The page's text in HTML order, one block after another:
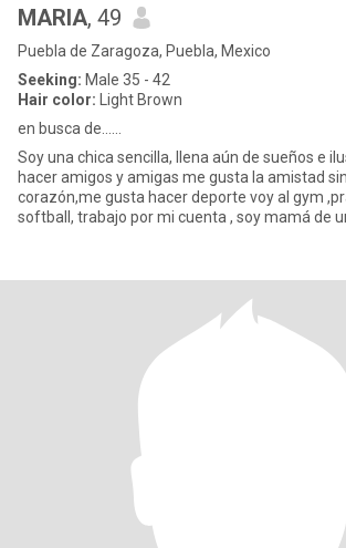
MARIA, 49
Puebla de Zaragoza, Puebla, Mexico
Seeking: Male 35 - 42
Hair color: Light Brown
en busca de......
Soy una chica sencilla, llena aún de sueños e
hacer amigos y amigas me gusta la amistad
corazón,me gusta hacer deporte voy al gym
softball, trabajo por mi cuenta , soy mamá de